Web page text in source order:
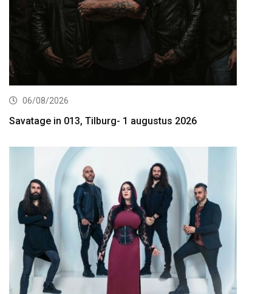
06/08/2026
Savatage in 013, Tilburg- 1 augustus 2026